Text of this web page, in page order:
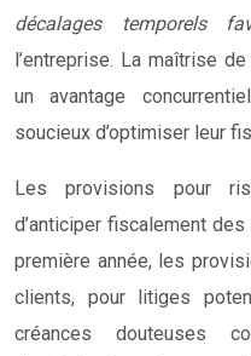
décalages temporels
l’entreprise. La maîtrise
un avantage
soucieux d’optimiser leur
Les provisions pour
d’anticiper fiscalement
première année, les
clients, pour litiges
créances douteuses